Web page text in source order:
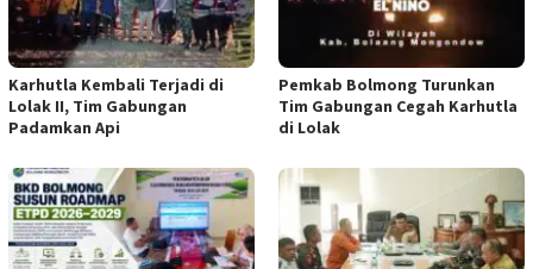
Karhutla Kembali Terjadi di
Lolak II, Tim Gabungan
Padamkan Api
Pemkab Bolmong Turunkan
Tim Gabungan Cegah Karhutla
di Lolak